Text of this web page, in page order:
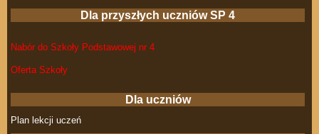
Dla przyszłych uczniów SP 4
Nabór do Szkoły Podstawowej nr 4
Oferta Szkoły
Dla uczniów
Plan lekcji uczeń